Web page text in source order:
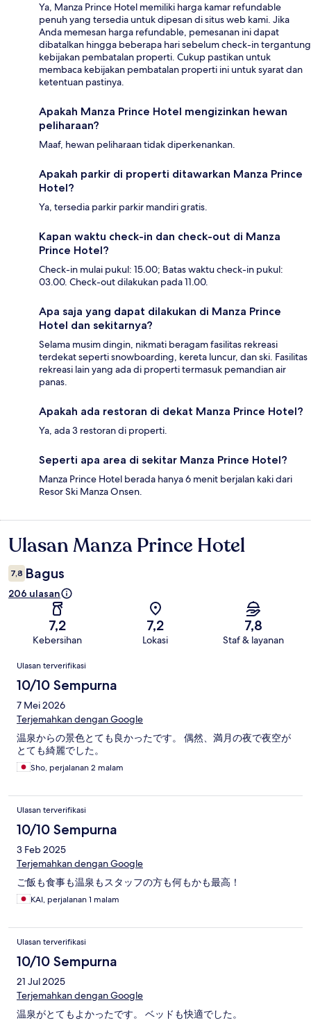
Ya, Manza Prince Hotel memiliki harga kamar refundable
penuh yang tersedia untuk dipesan di situs web kami. Jika
Anda memesan harga refundable, pemesanan ini dapat
dibatalkan hingga beberapa hari sebelum check-in tergantung
kebijakan pembatalan properti. Cukup pastikan untuk
membaca kebijakan pembatalan properti ini untuk syarat dan
ketentuan pastinya.
Apakah Manza Prince Hotel mengizinkan hewan
peliharaan?
Maaf, hewan peliharaan tidak diperkenankan.
Apakah parkir di properti ditawarkan Manza Prince
Hotel?
Ya, tersedia parkir parkir mandiri gratis.
Kapan waktu check-in dan check-out di Manza
Prince Hotel?
Check-in mulai pukul: 15.00; Batas waktu check-in pukul:
03.00. Check-out dilakukan pada 11.00.
Apa saja yang dapat dilakukan di Manza Prince
Hotel dan sekitarnya?
Selama musim dingin, nikmati beragam fasilitas rekreasi
terdekat seperti snowboarding, kereta luncur, dan ski. Fasilitas
rekreasi lain yang ada di properti termasuk pemandian air
panas.
Apakah ada restoran di dekat Manza Prince Hotel?
Ya, ada 3 restoran di properti.
Seperti apa area di sekitar Manza Prince Hotel?
Manza Prince Hotel berada hanya 6 menit berjalan kaki dari
Resor Ski Manza Onsen.
Ulasan
Ulasan Manza Prince Hotel
7,8 Bagus
206 ulasan
7,2
Kebersihan
7,2
Lokasi
7,8
Staf & layanan
Ulasan
Ulasan terverifikasi
10/10 Sempurna
7 Mei 2026
Terjemahkan dengan Google
温泉からの景色とても良かったです。 偶然、満月の夜で夜空が
とても綺麗でした。
Sho, perjalanan 2 malam
Ulasan terverifikasi
10/10 Sempurna
3 Feb 2025
Terjemahkan dengan Google
ご飯も食事も温泉もスタッフの方も何もかも最高！
KAI, perjalanan 1 malam
Ulasan terverifikasi
10/10 Sempurna
21 Jul 2025
Terjemahkan dengan Google
温泉がとてもよかったです。 ベッドも快適でした。